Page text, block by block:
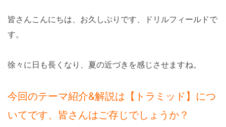
皆さんこんにちは、お久しぶりです、ドリルフィールドで
す。
徐々に日も長くなり、夏の近づきを感じさせますね。
今回のテーマ紹介&解説は【トラミッド】につ
いてです、皆さんはご存じでしょうか？